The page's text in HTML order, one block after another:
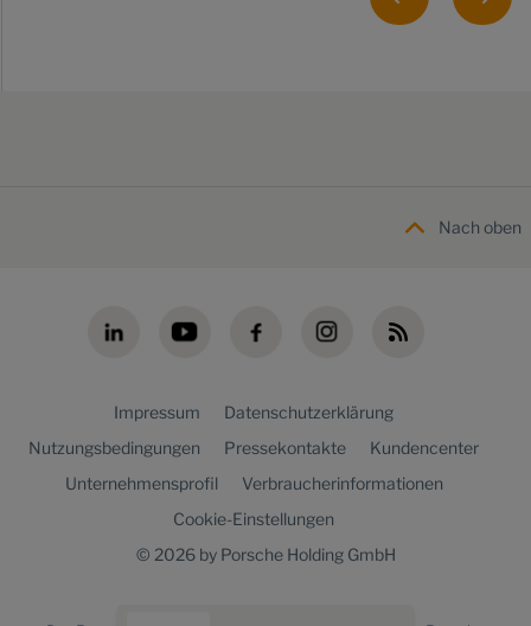
Nach oben
Impressum
Datenschutzerklärung
Nutzungsbedingungen
Pressekontakte
Kundencenter
Unternehmensprofil
Verbraucherinformationen
Cookie-Einstellungen
© 2026 by Porsche Holding GmbH